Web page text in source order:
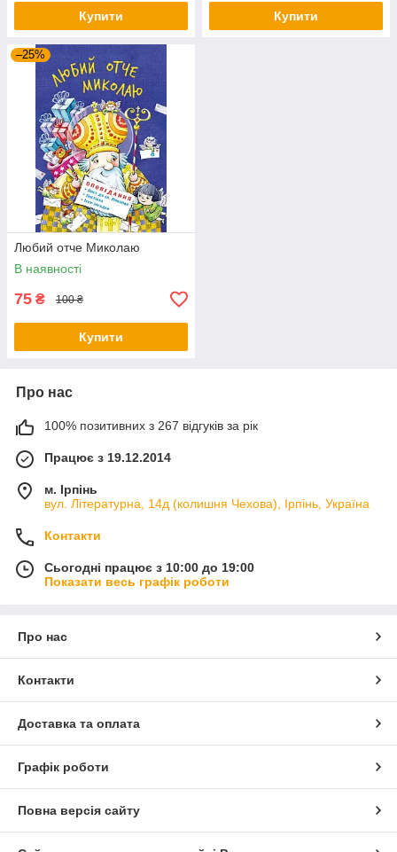
Купити Купити
–25%
Любий отче Миколаю
В наявності
75 ₴ 100 ₴
Купити
Про нас
100% позитивних з 267 відгуків за рік
Працює з 19.12.2014
м. Ірпінь
вул. Літературна, 14д (колишня Чехова), Ірпінь, Україна
Контакти
Сьогодні працює з 10:00 до 19:00
Показати весь графік роботи
Про нас
Контакти
Доставка та оплата
Графік роботи
Повна версія сайту